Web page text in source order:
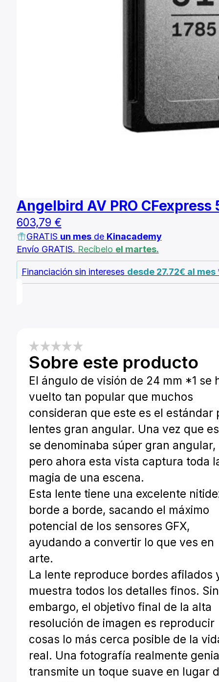
Angelbird AV PRO CFexpress
603,79 €
GRATIS un mesde Kinacademy
Envío GRATIS. Recíbelo el martes.
Financiación sin intereses desde 27.72€ al mes
Sobre este producto
El ángulo de visión de 24 mm *1 se
vuelto tan popular que muchos
consideran que este es el estándar
lentes gran angular. Una vez que
se denominaba súper gran angular,
pero ahora esta vista captura toda
magia de una escena.
Esta lente tiene una excelente
borde a borde, sacando el máximo
potencial de los sensores GFX,
ayudando a convertir lo que ves en
arte.
La lente reproduce bordes afilados
muestra todos los detalles finos. Sin
embargo, el objetivo final de la alta
resolución de imagen es reproducir
cosas lo más cerca posible de la
real. Una fotografía realmente
transmite un toque suave en lugar